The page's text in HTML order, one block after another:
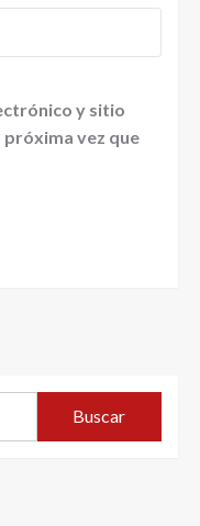
y sitio
vez que
Buscar